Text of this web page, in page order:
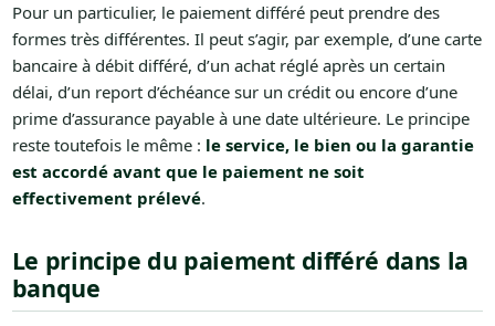
Pour un particulier, le paiement différé peut prendre des
formes très différentes. Il peut s’agir, par exemple, d’une carte
bancaire à débit différé, d’un achat réglé après un certain
délai, d’un report d’échéance sur un crédit ou encore d’une
prime d’assurance payable à une date ultérieure. Le principe
reste toutefois le même : le service, le bien ou la garantie
est accordé avant que le paiement ne soit
effectivement prélevé.
Le principe du paiement différé dans la
banque